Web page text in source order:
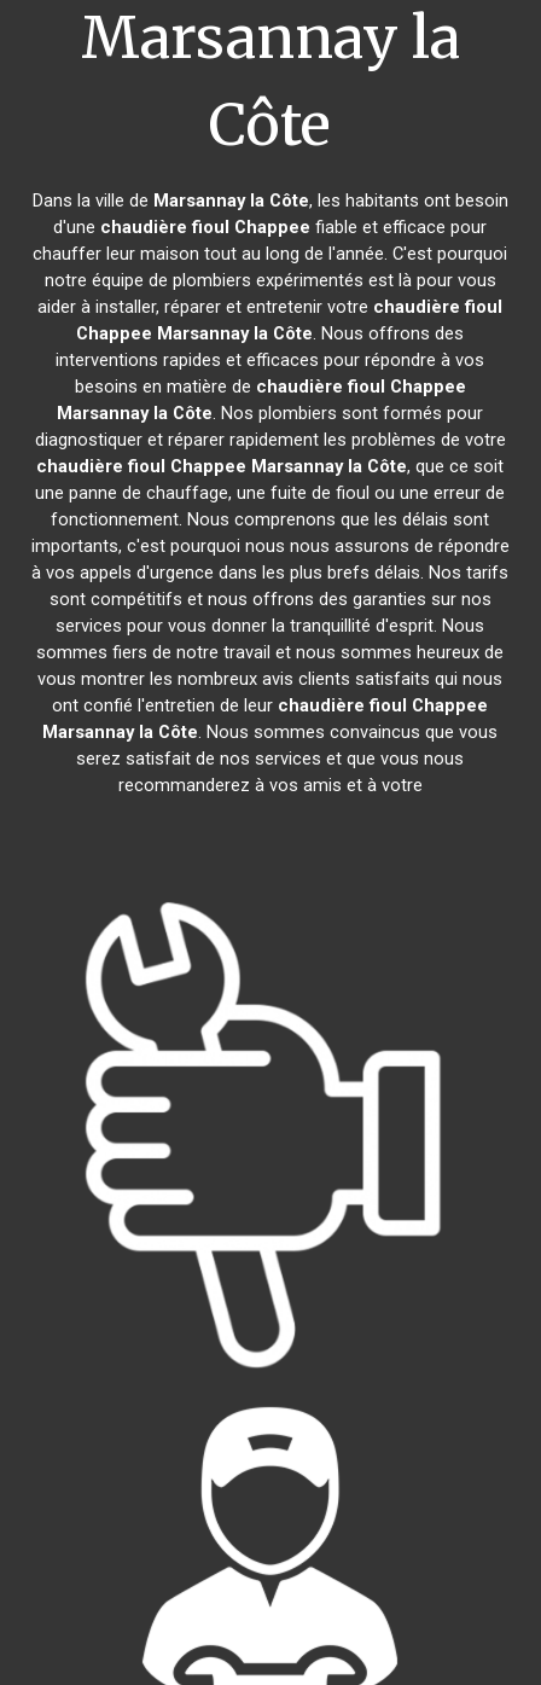
Marsannay la
Côte
Dans la ville de Marsannay la Côte, les habitants ont besoin
d'une chaudière fioul Chappee fiable et efficace pour
chauffer leur maison tout au long de l'année. C'est pourquoi
notre équipe de plombiers expérimentés est là pour vous
aider à installer, réparer et entretenir votre chaudière fioul
Chappee Marsannay la Côte. Nous offrons des
interventions rapides et efficaces pour répondre à vos
besoins en matière de chaudière fioul Chappee
Marsannay la Côte. Nos plombiers sont formés pour
diagnostiquer et réparer rapidement les problèmes de votre
chaudière fioul Chappee Marsannay la Côte, que ce soit
une panne de chauffage, une fuite de fioul ou une erreur de
fonctionnement. Nous comprenons que les délais sont
importants, c'est pourquoi nous nous assurons de répondre
à vos appels d'urgence dans les plus brefs délais. Nos tarifs
sont compétitifs et nous offrons des garanties sur nos
services pour vous donner la tranquillité d'esprit. Nous
sommes fiers de notre travail et nous sommes heureux de
vous montrer les nombreux avis clients satisfaits qui nous
ont confié l'entretien de leur chaudière fioul Chappee
Marsannay la Côte. Nous sommes convaincus que vous
serez satisfait de nos services et que vous nous
recommanderez à vos amis et à votre